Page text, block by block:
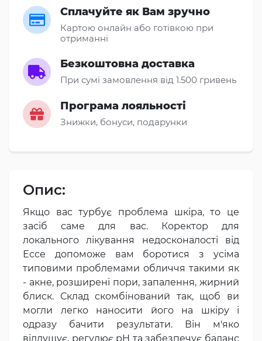
Сплачуйте як Вам зручно
Картою онлайн або готівкою при
отриманні
Безкоштовна доставка
При сумі замовлення від 1.500 гривень
Програма лояльності
Знижки, бонуси, подарунки
Опис:
Якщо вас турбує проблема шкіра, то це
засіб саме для вас. Коректор для
локального лікування недосконалості від
Ессе допоможе вам боротися з усіма
типовими проблемами обличчя такими як
- акне, розширені пори, запалення, жирний
блиск. Склад скомбінований так, щоб ви
могли легко наносити його на шкіру і
одразу бачити результати. Він м'яко
відлущує, регулює рН та забезпечує баланс